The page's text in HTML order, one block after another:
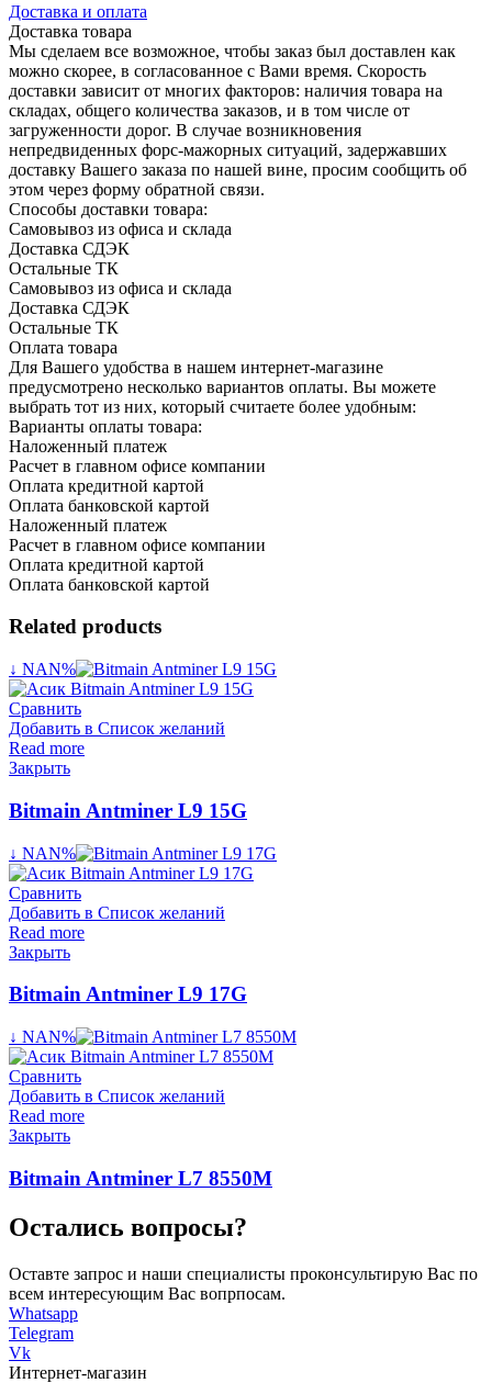
Доставка и оплата
Доставка товара
Мы сделаем все возможное, чтобы заказ был доставлен как
можно скорее, в согласованное с Вами время. Скорость
доставки зависит от многих факторов: наличия товара на
складах, общего количества заказов, и в том числе от
загруженности дорог. В случае возникновения
непредвиденных форс-мажорных ситуаций, задержавших
доставку Вашего заказа по нашей вине, просим сообщить об
этом через форму обратной связи.
Способы доставки товара:
Самовывоз из офиса и склада
Доставка СДЭК
Остальные ТК
Самовывоз из офиса и склада
Доставка СДЭК
Остальные ТК
Оплата товара
Для Вашего удобства в нашем интернет-магазине
предусмотрено несколько вариантов оплаты. Вы можете
выбрать тот из них, который считаете более удобным:
Варианты оплаты товара:
Наложенный платеж
Расчет в главном офисе компании
Оплата кредитной картой
Оплата банковской картой
Наложенный платеж
Расчет в главном офисе компании
Оплата кредитной картой
Оплата банковской картой
Related products
↓ NAN%
Сравнить
Добавить в Список желаний
Read more
Закрыть
Bitmain Antminer L9 15G
↓ NAN%
Сравнить
Добавить в Список желаний
Read more
Закрыть
Bitmain Antminer L9 17G
↓ NAN%
Сравнить
Добавить в Список желаний
Read more
Закрыть
Bitmain Antminer L7 8550M
Остались вопросы?
Оставте запрос и наши специалисты проконсультирую Вас по
всем интересующим Вас вопрпосам.
Whatsapp
Telegram
Vk
Интернет-магазин